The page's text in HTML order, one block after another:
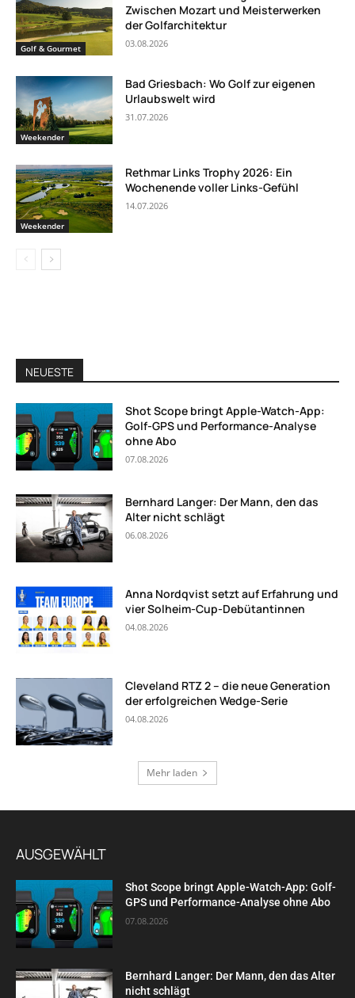
Golf & Gourmet
Zwischen Mozart und Meisterwerken
der Golfarchitektur
03.08.2026
Weekender
Bad Griesbach: Wo Golf zur eigenen
Urlaubswelt wird
31.07.2026
Weekender
Rethmar Links Trophy 2026: Ein
Wochenende voller Links-Gefühl
14.07.2026
NEUESTE
Shot Scope bringt Apple-Watch-App:
Golf-GPS und Performance-Analyse
ohne Abo
07.08.2026
Bernhard Langer: Der Mann, den das
Alter nicht schlägt
06.08.2026
Anna Nordqvist setzt auf Erfahrung und
vier Solheim-Cup-Debütantinnen
04.08.2026
Cleveland RTZ 2 – die neue Generation
der erfolgreichen Wedge-Serie
04.08.2026
Mehr laden
AUSGEWÄHLT
Shot Scope bringt Apple-Watch-App: Golf-
GPS und Performance-Analyse ohne Abo
07.08.2026
Bernhard Langer: Der Mann, den das Alter
nicht schlägt